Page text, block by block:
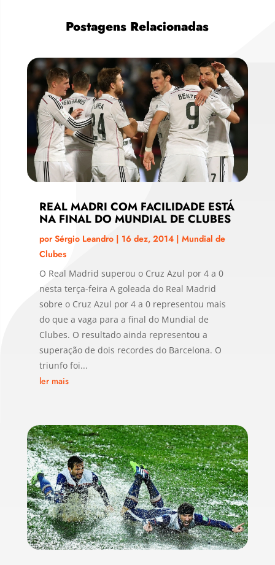
Postagens Relacionadas
REAL MADRI COM FACILIDADE ESTÁ
NA FINAL DO MUNDIAL DE CLUBES
porSérgio Leandro| 16 dez, 2014| Mundial de
Clubes
O Real Madrid superou o Cruz Azul por 4 a 0
nesta terça-feira A goleada do Real Madrid
sobre o Cruz Azul por 4 a 0 representou mais
do que a vaga para a final do Mundial de
Clubes. O resultado ainda representou a
superação de dois recordes do Barcelona. O
triunfo foi...
ler mais